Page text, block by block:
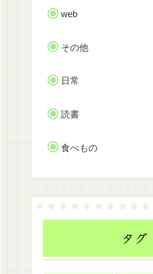
web
その他
日常
読書
食べもの
タグ